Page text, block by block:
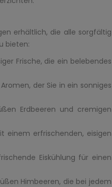
erhältlich, die alle sorgfältig
bieten:
Frische, die ein belebendes
der Sie in ein sonniges
Erdbeeren und cremigen
einem erfrischenden, eisigen
Eiskühlung für einen
Himbeeren, die bei jedem